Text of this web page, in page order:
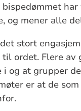
og mener alle
stort
ordet. Flere
i og at grupper
er at de